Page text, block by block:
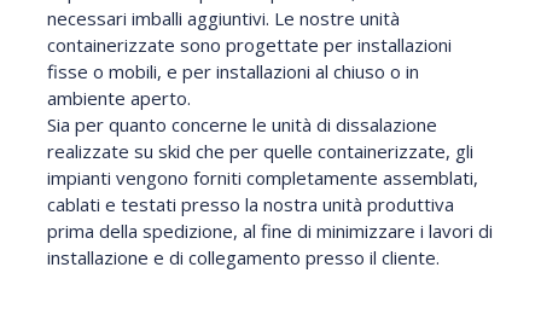
necessari imballi aggiuntivi. Le nostre unità
containerizzate sono progettate per installazioni
fisse o mobili, e per installazioni al chiuso o in
ambiente aperto.
Sia per quanto concerne le unità di dissalazione
realizzate su skid che per quelle containerizzate, gli
impianti vengono forniti completamente assemblati,
cablati e testati presso la nostra unità produttiva
prima della spedizione, al fine di minimizzare i lavori di
installazione e di collegamento presso il cliente.